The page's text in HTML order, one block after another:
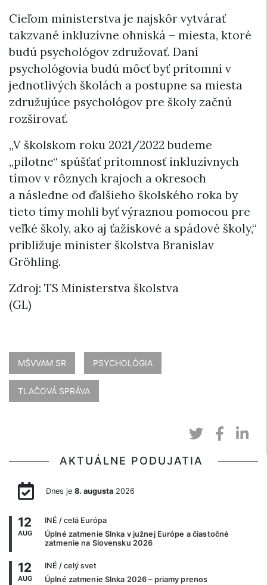
Cieľom ministerstva je najskôr vytvárať
takzvané inkluzívne ohniská – miesta, ktoré
budú psychológov združovať. Daní
psychológovia budú môcť byť prítomní v
jednotlivých školách a postupne sa miesta
združujúce psychológov pre školy začnú
rozširovať.
„V školskom roku 2021/2022 budeme
„pilotne“ spúšťať prítomnosť inkluzívnych
tímov v rôznych krajoch a okresoch
a následne od ďalšieho školského roka by
tieto tímy mohli byť výraznou pomocou pre
veľké školy, ako aj ťažiskové a spádové školy,“
približuje minister školstva Branislav
Gröhling.
Zdroj: TS Ministerstva školstva
(GL)
MŠVVAM SR PSYCHOLÓGIA
TLAČOVÁ SPRÁVA
AKTUÁLNE PODUJATIA
Dnes je 8. augusta2026
12
AUG
INÉ / celá Európa
Úplné zatmenie Slnka v južnej Európe a čiastočné
zatmenie na Slovensku 2026
12
AUG
INÉ / celý svet
Úplné zatmenie Slnka 2026 – priamy prenos